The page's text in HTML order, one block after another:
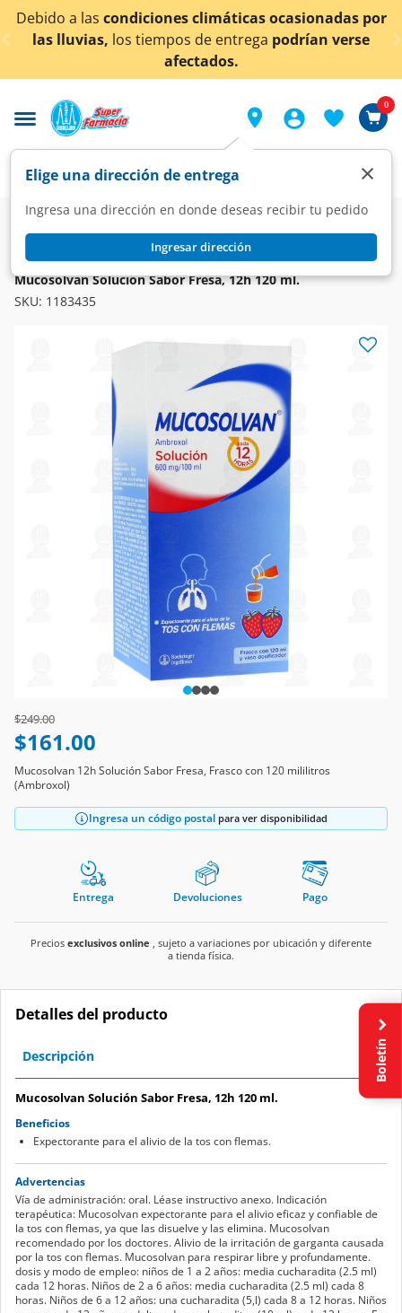
< div class="carousel-inner">
Debido a las condiciones climáticas ocasionadas por
las lluvias, los tiempos de entrega podrían verse
afectados.
Elige una dirección de entrega
Ingresa una dirección en donde deseas recibir tu pedido
Ingresar dirección
×
0
Farmacia Medicina
Respiratorio
Vías Respiratorias
MUCOSOLVAN
Mucosolvan Solución Sabor Fresa, 12h 120 ml.
SKU: 1183435
Price reduced from
$249.00to
$161.00
Mucosolvan 12h Solución Sabor Fresa, Frasco con 120 mililitros
(Ambroxol)
Ingresa un código postal para ver disponibilidad
Entrega Devoluciones Pago
Precios exclusivos online , sujeto a variaciones por ubicación y diferente
a tienda física.
Detalles del producto
Descripción
Mucosolvan Solución Sabor Fresa, 12h 120 ml.
Beneficios
Expectorante para el alivio de la tos con flemas.
Advertencias
Vía de administración: oral. Léase instructivo anexo. Indicación
terapéutica: Mucosolvan expectorante para el alivio eficaz y confiable de
la tos con flemas, ya que las disuelve y las elimina. Mucosolvan
recomendado por los doctores. Alivio de la irritación de garganta causada
por la tos con flemas. Mucosolvan para respirar libre y profundamente.
dosis y modo de empleo: niños de 1 a 2 años: media cucharadita (2.5 ml)
cada 12 horas. Niños de 2 a 6 años: media cucharadita (2.5 ml) cada 8
horas. Niños de 6 a 12 años: una cucharadita (5,l) cada 8 a 12 horas. Niños
Boletín